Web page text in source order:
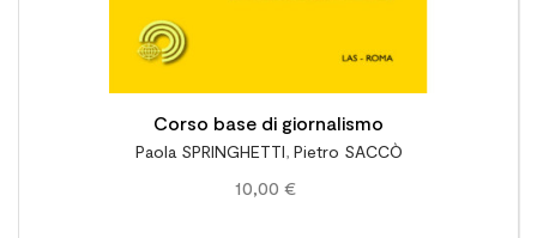
Corso base di giornalismo
Paola SPRINGHETTI, Pietro SACCÒ
10,00 €